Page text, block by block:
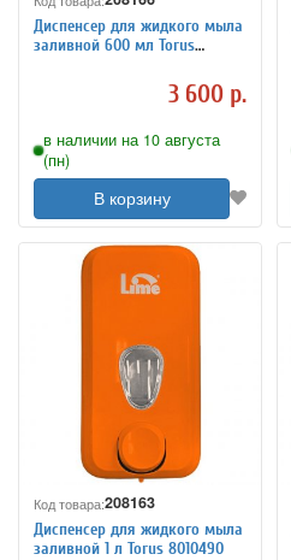
Диспенсер для жидкого мыла
заливной 600 мл Torus
3 600 р.
в наличии на 10 августа
(пн)
В корзину
Код товара:208163
Диспенсер для жидкого мыла
заливной 1 л Torus 8010490